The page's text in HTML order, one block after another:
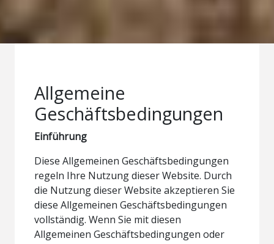
Allgemeine
Geschäftsbedingungen
Einführung
Diese Allgemeinen Geschäftsbedingungen
regeln Ihre Nutzung dieser Website. Durch
die Nutzung dieser Website akzeptieren Sie
diese Allgemeinen Geschäftsbedingungen
vollständig. Wenn Sie mit diesen
Allgemeinen Geschäftsbedingungen oder